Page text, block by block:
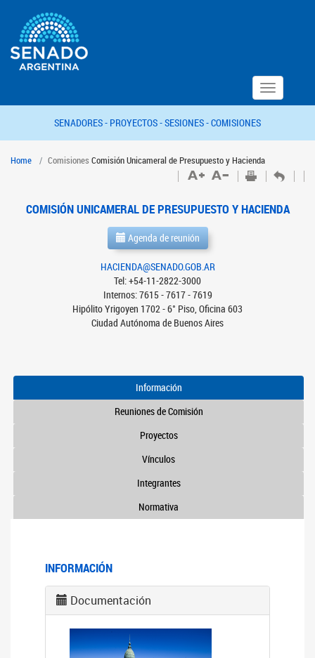
Toggle
navigation
SENADORES - PROYECTOS -SESIONES -COMISIONES
Home Comisiones Comisión Unicameral de Presupuesto y Hacienda
COMISIÓN UNICAMERAL DE PRESUPUESTO Y HACIENDA
Agenda de reunión
HACIENDA@SENADO.GOB.AR
Tel: +54-11-2822-3000
Internos: 7615 - 7617 - 7619
Hipólito Yrigoyen 1702 - 6° Piso, Oficina 603
Ciudad Autónoma de Buenos Aires
Información
Reuniones de Comisión
Proyectos
Vínculos
Integrantes
Normativa
INFORMACIÓN
Documentación